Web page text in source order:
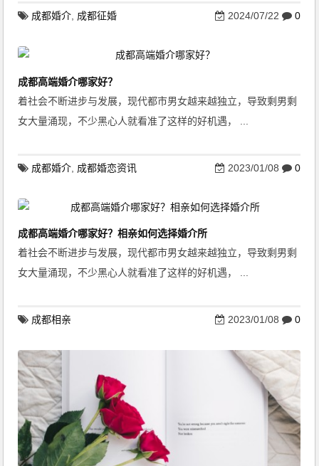
成都婚介 成都征婚 2024/07/22 0
成都高端婚介哪家好？
着社会不断进步与发展，现代都市男女越来越独立，导致剩男剩
女大量涌现，不少黑心人就看准了这样的好机遇， ...
成都婚介 成都婚恋资讯 2023/01/08 0
成都高端婚介哪家好？相亲如何选择婚介所
着社会不断进步与发展，现代都市男女越来越独立，导致剩男剩
女大量涌现，不少黑心人就看准了这样的好机遇， ...
成都相亲 2023/01/08 0